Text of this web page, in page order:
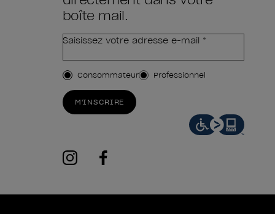
boîte mail.
Saisissez votre adresse e-mail *
Type de client
Consommateur Professionnel
M'INSCRIRE